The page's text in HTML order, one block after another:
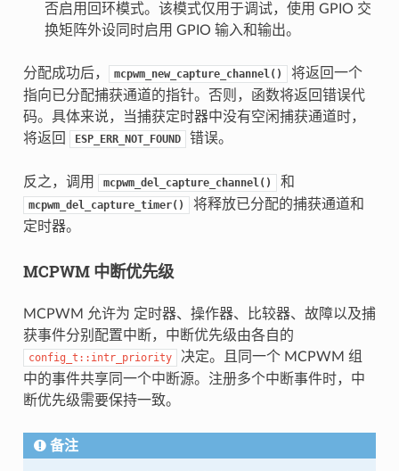
否启用回环模式。该模式仅用于调试，使用 GPIO 交
换矩阵外设同时启用 GPIO 输入和输出。
分配成功后， mcpwm_new_capture_channel()
将返回一个
指向已分配捕获通道的指针。否则，函数将返回错误代
码。具体来说，当捕获定时器中没有空闲捕获通道时，
将返回
ESP_ERR_NOT_FOUND 错误。
反之，调用 mcpwm_del_capture_channel() 和
mcpwm_del_capture_timer()
将释放已分配的捕获通道和
定时器。
MCPWM 中断优先级
MCPWM 允许为 定时器、操作器、比较器、故障以及捕
获事件分别配置中断，中断优先级由各自的
config_t::intr_priority
决定。且同一个 MCPWM 组
中的事件共享同一个中断源。注册多个中断事件时，中
断优先级需要保持一致。
备注